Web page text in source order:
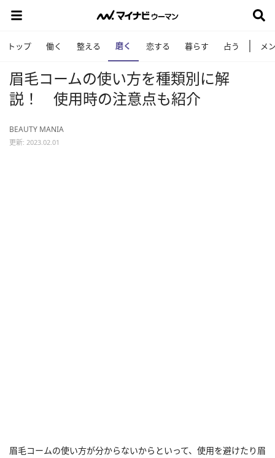
トップ 働く 整える 磨く 恋する 暮らす 占う メ
眉毛コームの使い方を種類別に解
説！ 使用時の注意点も紹介
BEAUTY MANIA
更新: 2023.02.01
眉毛コームの使い方が分からないからといって、使用を避けたり眉